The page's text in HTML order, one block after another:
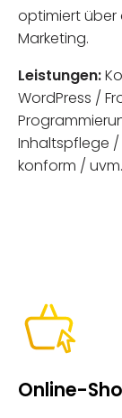
optimiert über
Marketing.
Leistungen:
WordPress /
Inhaltspflege /
konform / uvm.
Online-